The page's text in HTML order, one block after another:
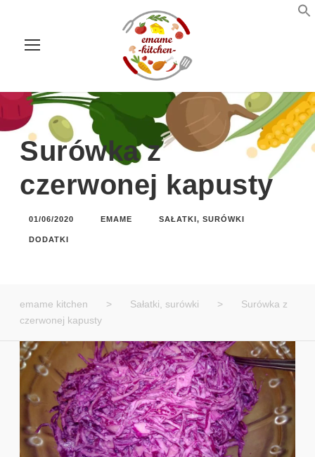
Surówka z
czerwonej kapusty
01/06/2020 EMAME SAŁATKI, SURÓWKI
DODATKI
emame kitchen > Sałatki, surówki >
Surówka z
czerwonej kapusty